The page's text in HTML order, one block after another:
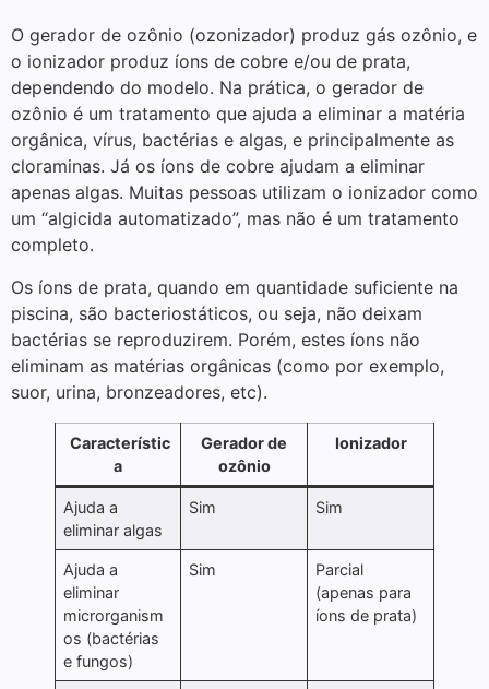
O gerador de ozônio (ozonizador) produz gás ozônio, e
o ionizador produz íons de cobre e/ou de prata,
dependendo do modelo. Na prática, o gerador de
ozônio é um tratamento que ajuda a eliminar a matéria
orgânica, vírus, bactérias e algas, e principalmente as
cloraminas. Já os íons de cobre ajudam a eliminar
apenas algas. Muitas pessoas utilizam o ionizador como
um “algicida automatizado”, mas não é um tratamento
completo.
Os íons de prata, quando em quantidade suficiente na
piscina, são bacteriostáticos, ou seja, não deixam
bactérias se reproduzirem. Porém, estes íons não
eliminam as matérias orgânicas (como por exemplo,
suor, urina, bronzeadores, etc).
Característic
a
Gerador de
ozônio
Ionizador
Ajuda a
eliminar algas
Sim Sim
Ajuda a
eliminar
microrganism
os (bactérias
e fungos)
Sim
Parcial
(apenas para
íons de prata)